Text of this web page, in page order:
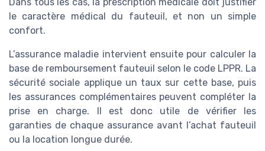
le caractère médical du fauteuil, et non un simple
confort.
L’assurance maladie intervient ensuite pour calculer la
base de remboursement fauteuil selon le code LPPR. La
sécurité sociale applique un taux sur cette base, puis
les assurances complémentaires peuvent compléter la
prise en charge. Il est donc utile de vérifier les
garanties de chaque assurance avant l’achat fauteuil
ou la location longue durée.